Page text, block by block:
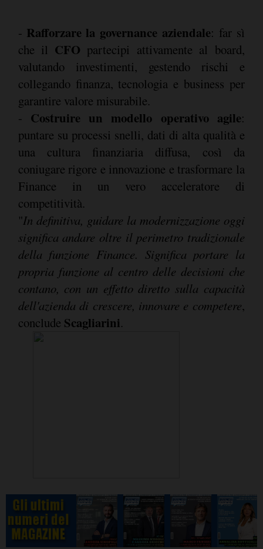
- Rafforzare la governance aziendale: far sì
che il CFO partecipi attivamente al board,
valutando investimenti, gestendo rischi e
collegando finanza, tecnologia e business per
garantire valore misurabile.
- Costruire un modello operativo agile:
puntare su processi snelli, dati di alta qualità e
una cultura finanziaria diffusa, così da
coniugare rigore e innovazione e trasformare la
Finance in un vero acceleratore di
competitività.
"In definitiva, guidare la modernizzazione oggi
significa andare oltre il perimetro tradizionale
della funzione Finance. Significa portare la
propria funzione al centro delle decisioni che
contano, con un effetto diretto sulla capacità
dell'azienda di crescere, innovare e competere,
conclude Scagliarini.